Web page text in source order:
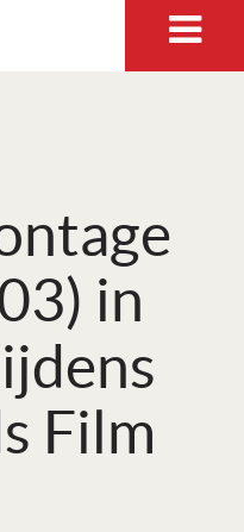
in
Film